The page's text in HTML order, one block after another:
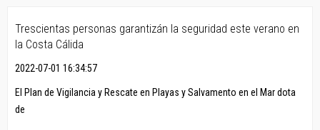
Trescientas personas garantizán la seguridad este verano en
la Costa Cálida
2022-07-01 16:34:57
El Plan de Vigilancia y Rescate en Playas y Salvamento en el Mar dota
de